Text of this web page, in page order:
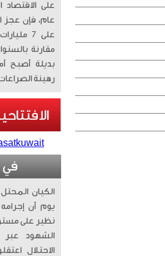
على الاقتصاد
عام، فإن عجز
على 7
مقارنة
بديلة أصبح
رهينة
الكيان
يوم أن
نظير على
الشهود
الاحتلال